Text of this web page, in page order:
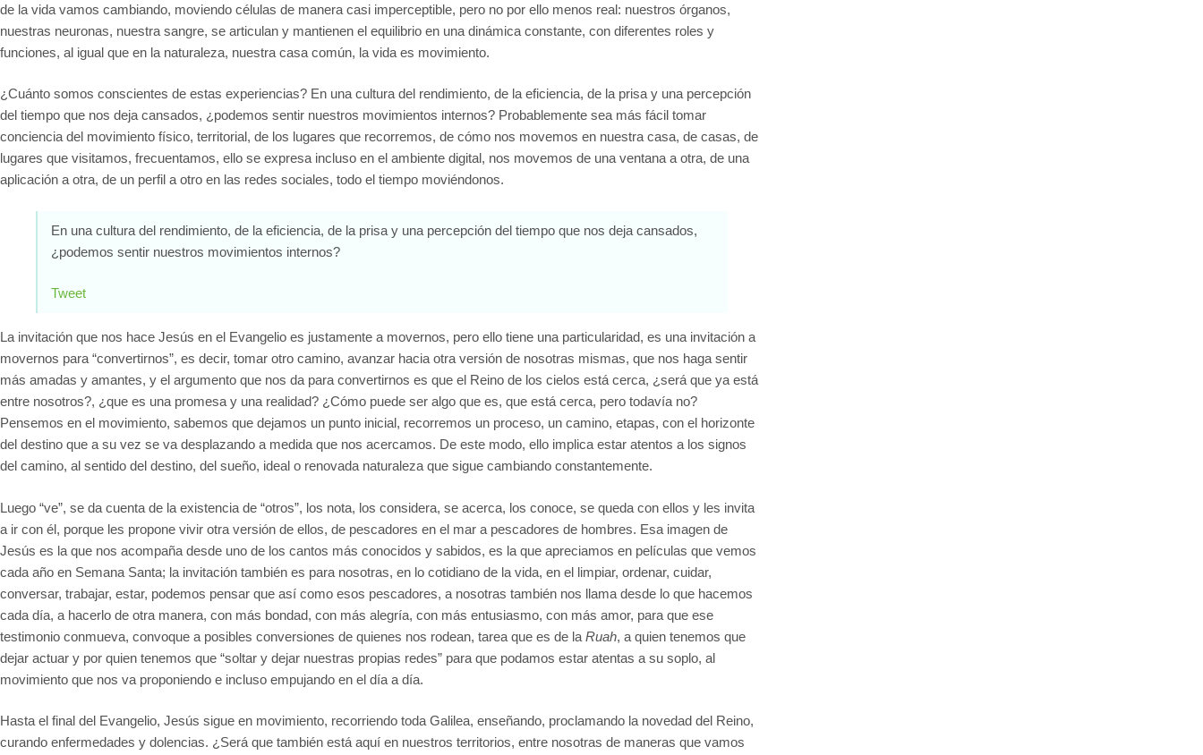
de la vida vamos cambiando, moviendo células de manera casi imperceptible, pero no por ello menos real: nuestros órganos,
nuestras neuronas, nuestra sangre, se articulan y mantienen el equilibrio en una dinámica constante, con diferentes roles y
funciones, al igual que en la naturaleza, nuestra casa común, la vida es movimiento.
¿Cuánto somos conscientes de estas experiencias? En una cultura del rendimiento, de la eficiencia, de la prisa y una percepción
del tiempo que nos deja cansados, ¿podemos sentir nuestros movimientos internos? Probablemente sea más fácil tomar
conciencia del movimiento físico, territorial, de los lugares que recorremos, de cómo nos movemos en nuestra casa, de casas, de
lugares que visitamos, frecuentamos, ello se expresa incluso en el ambiente digital, nos movemos de una ventana a otra, de una
aplicación a otra, de un perfil a otro en las redes sociales, todo el tiempo moviéndonos.
En una cultura del rendimiento, de la eficiencia, de la prisa y una percepción del tiempo que nos deja cansados,
¿podemos sentir nuestros movimientos internos?
Tweet
La invitación que nos hace Jesús en el Evangelio es justamente a movernos, pero ello tiene una particularidad, es una invitación a
movernos para “convertirnos”, es decir, tomar otro camino, avanzar hacia otra versión de nosotras mismas, que nos haga sentir
más amadas y amantes, y el argumento que nos da para convertirnos es que el Reino de los cielos está cerca, ¿será que ya está
entre nosotros?, ¿que es una promesa y una realidad? ¿Cómo puede ser algo que es, que está cerca, pero todavía no?
Pensemos en el movimiento, sabemos que dejamos un punto inicial, recorremos un proceso, un camino, etapas, con el horizonte
del destino que a su vez se va desplazando a medida que nos acercamos. De este modo, ello implica estar atentos a los signos
del camino, al sentido del destino, del sueño, ideal o renovada naturaleza que sigue cambiando constantemente.
Luego “ve”, se da cuenta de la existencia de “otros”, los nota, los considera, se acerca, los conoce, se queda con ellos y les invita
a ir con él, porque les propone vivir otra versión de ellos, de pescadores en el mar a pescadores de hombres. Esa imagen de
Jesús es la que nos acompaña desde uno de los cantos más conocidos y sabidos, es la que apreciamos en películas que vemos
cada año en Semana Santa; la invitación también es para nosotras, en lo cotidiano de la vida, en el limpiar, ordenar, cuidar,
conversar, trabajar, estar, podemos pensar que así como esos pescadores, a nosotras también nos llama desde lo que hacemos
cada día, a hacerlo de otra manera, con más bondad, con más alegría, con más entusiasmo, con más amor, para que ese
testimonio conmueva, convoque a posibles conversiones de quienes nos rodean, tarea que es de la Ruah, a quien tenemos que
dejar actuar y por quien tenemos que “soltar y dejar nuestras propias redes” para que podamos estar atentas a su soplo, al
movimiento que nos va proponiendo e incluso empujando en el día a día.
Hasta el final del Evangelio, Jesús sigue en movimiento, recorriendo toda Galilea, enseñando, proclamando la novedad del Reino,
curando enfermedades y dolencias. ¿Será que también está aquí en nuestros territorios, entre nosotras de maneras que vamos